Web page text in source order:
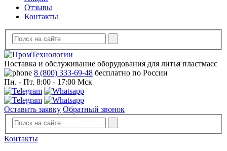
Отзывы
Контакты
Поставка и обслуживание оборудования для литья пластмасс
8 (800) 333-69-48 бесплатно по России
Пн. - Пт. 8:00 - 17:00 Мск
Оставить заявку Обратный звонок
Контакты